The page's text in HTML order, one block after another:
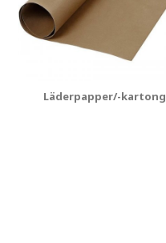
Läderpapper/-kartong